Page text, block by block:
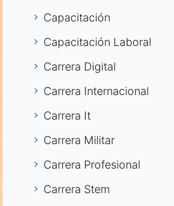
Capacitación
Capacitación Laboral
Carrera Digital
Carrera Internacional
Carrera It
Carrera Militar
Carrera Profesional
Carrera Stem